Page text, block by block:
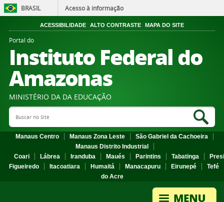
BRASIL Acesso à informação
ACESSIBILIDADE ALTO CONTRASTE MAPA DO SITE
Portal do
Instituto Federal do
Amazonas
MINISTÉRIO DA DA EDUCAÇÃO
Search Site
Manaus Centro Manaus Zona Leste
São Gabriel da Cachoeira
Manaus Distrito Industrial
Coari
Lábrea Iranduba Maués Parintins Tabatinga
Figueiredo
Itacoatiara Humaitá Manacapuru Eirunepé
Tefé
do Acre